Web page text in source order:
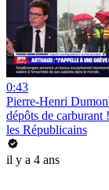
0:43
Pierre-Henri
dépôts de carburant
les Républicains
il y a 4 ans